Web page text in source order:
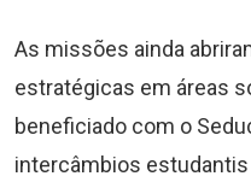
As missões ainda
estratégicas em áreas
beneficiado com o
intercâmbios